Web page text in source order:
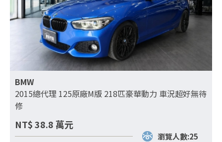
BMW
2015總代理 125原廠M版 218匹豪華動力 車況超好無待
修
NT$38.8 萬元
瀏覽人數:25